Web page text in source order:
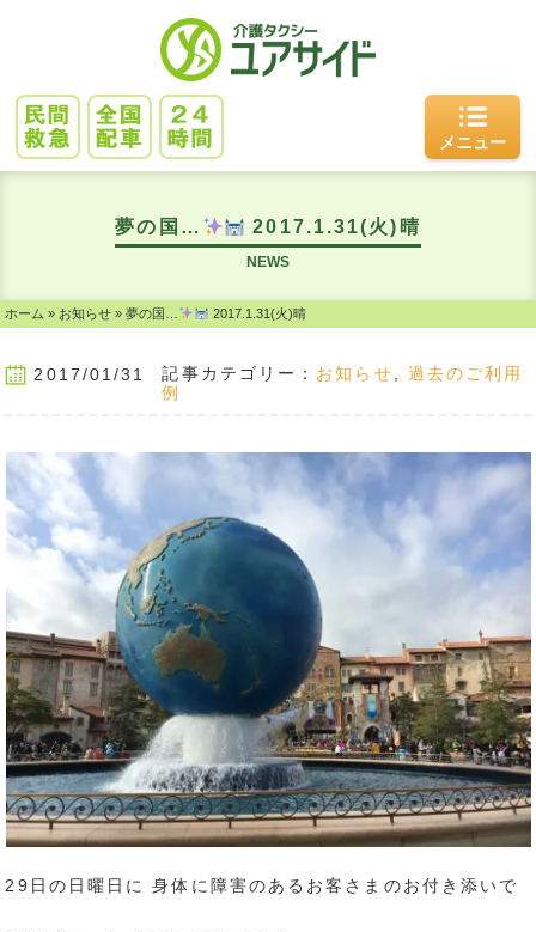
メニュー
夢の国… 2017.1.31(火)晴
NEWS
ホーム » お知らせ »夢の国… 2017.1.31(火)晴
2017/01/31 記事カテゴリー： お知らせ, 過去のご利用
例
29日の日曜日に 身体に障害のあるお客さまのお付き添いで